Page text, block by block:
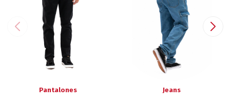
Pantalones Jeans